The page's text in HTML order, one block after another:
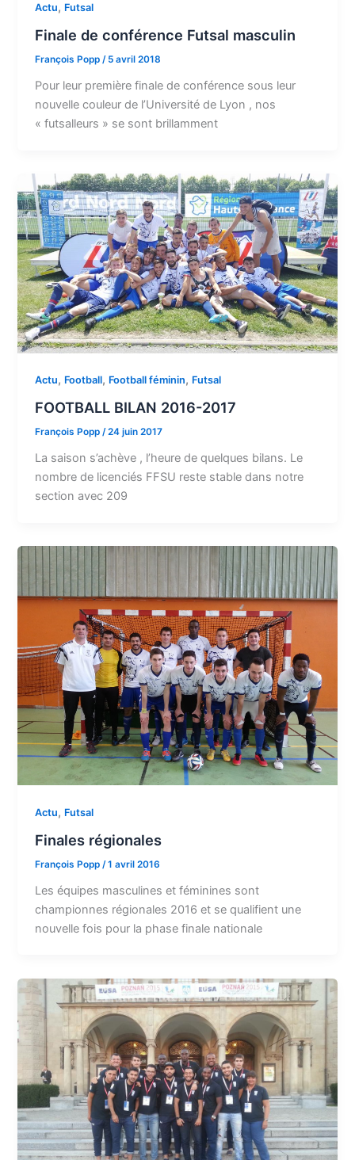
Actu, Futsal
Finale de conférence Futsal masculin
François Popp/ 5 avril 2018
Pour leur première finale de conférence sous leur
nouvelle couleur de l’Université de Lyon , nos
« futsalleurs » se sont brillamment
Actu, Football, Football féminin, Futsal
FOOTBALL BILAN 2016-2017
François Popp/24 juin 2017
La saison s’achève , l’heure de quelques bilans. Le
nombre de licenciés FFSU reste stable dans notre
section avec 209
Actu, Futsal
Finales régionales
François Popp /1 avril 2016
Les équipes masculines et féminines sont
championnes régionales 2016 et se qualifient une
nouvelle fois pour la phase finale nationale